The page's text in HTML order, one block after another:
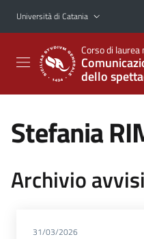
Vai al contenuto principale
Vai al menu di navigazione
Università di Catania
Corso di
dello
Stefania
Archivio avvisi
31/03/2026